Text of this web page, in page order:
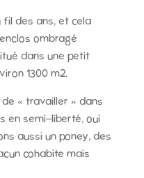
fil des ans, et cela
ombragé
dans une petit
1300 m2.
« travailler » dans
en semi-liberté, oui
aussi un poney, des
cohabite mais